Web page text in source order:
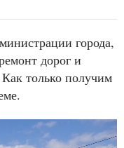
города,
дорог и
только получим